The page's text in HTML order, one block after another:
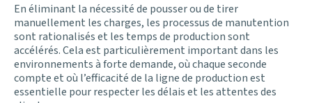
En éliminant la nécessité de pousser ou de tirer
manuellement les charges, les processus de manutention
sont rationalisés et les temps de production sont
accélérés. Cela est particulièrement important dans les
environnements à forte demande, où chaque seconde
compte et où l’efficacité de la ligne de production est
essentielle pour respecter les délais et les attentes des